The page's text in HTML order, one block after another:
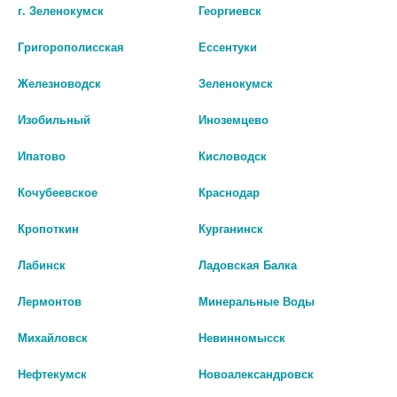
№30 ТАБ. П.П.О. 0630
3 878 руб.
шт
В КОРЗИНУ
600МГ №30
0 руб.
В КОРЗИНУ
г. Зеленокумск Георгиевск
Григорополисская Ессентуки
Железноводск Зеленокумск
Изобильный Иноземцево
Ипатово Кисловодск
Кочубеевское Краснодар
Кропоткин Курганинск
Лабинск Ладовская Балка
Лермонтов Минеральные Воды
Михайловск Невинномысск
Нефтекумск Новоалександровск